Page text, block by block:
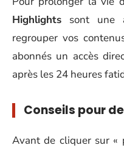
Highlights sont une
regrouper vos
abonnés un accès
après les 24 heures
Conseils pour
Avant de cliquer sur «